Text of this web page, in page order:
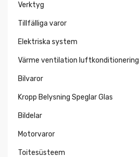
Verktyg
Tillfälliga varor
Elektriska system
Värme ventilation luftkonditionering
Bilvaror
Kropp Belysning Speglar Glas
Bildelar
Motorvaror
Toitesüsteem